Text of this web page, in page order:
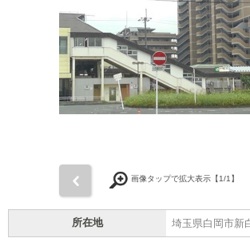
画像タップで拡大表示【1/1】
所在地 埼玉県白岡市新